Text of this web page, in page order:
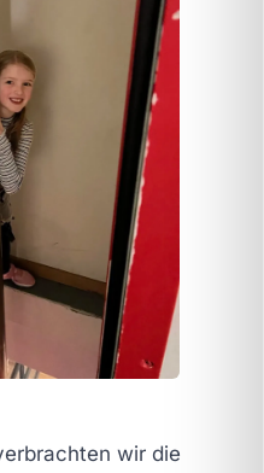
wir die